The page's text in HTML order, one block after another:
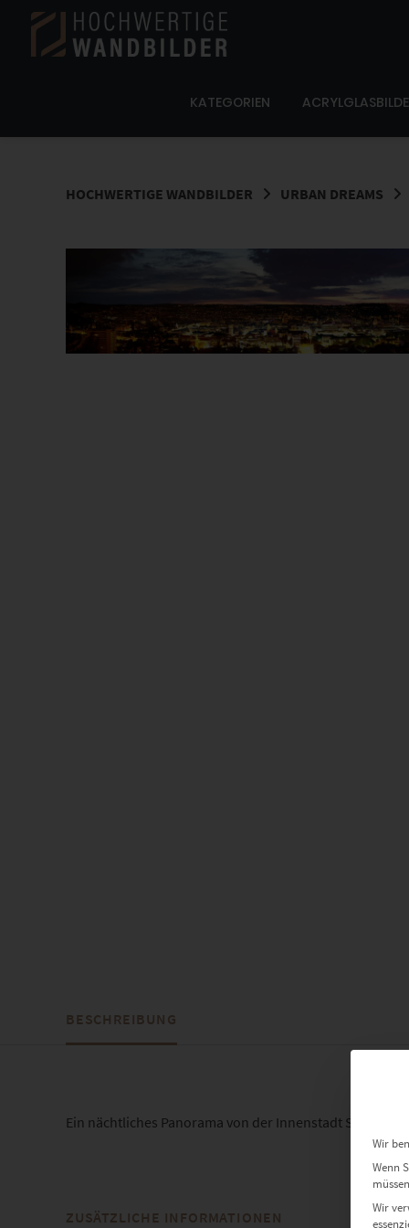
Springe
Inhalt
KATEGORIEN
HOCHWERTIGE WANDBILDER URBAN DREAMS
BESCHREIBUNG
Ein nächtliches Panorama von der Innenstadt Stuttgarts.
ZUSÄTZLICHE INFORMATIONEN
Wir
Wenn
Wir